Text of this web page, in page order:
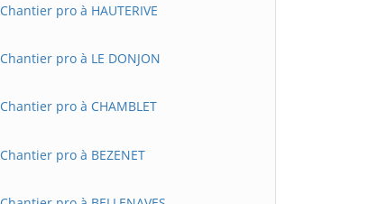
Chantier pro à HAUTERIVE
Chantier pro à LE DONJON
Chantier pro à CHAMBLET
Chantier pro à BEZENET